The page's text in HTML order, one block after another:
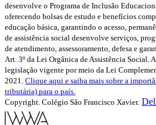
desenvolve o Programa de Inclusão
oferecendo bolsas de estudo e benefícios
educação básica, garantindo o acesso,
de assistência social desenvolve serviços,
de atendimento, assessoramento, defesa e
Art. 3º da Lei Orgânica de Assistência Social.
legislação vigente por meio da Lei
2021. Clique aqui e saiba mais sobre a
tributária) para o país.
Copyright. Colégio São Francisco Xavier.